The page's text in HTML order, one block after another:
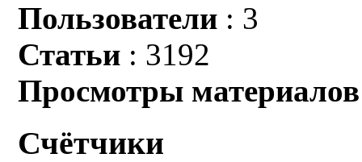
Пользователи : 3
Статьи : 3192
Просмотры материалов
Счётчики